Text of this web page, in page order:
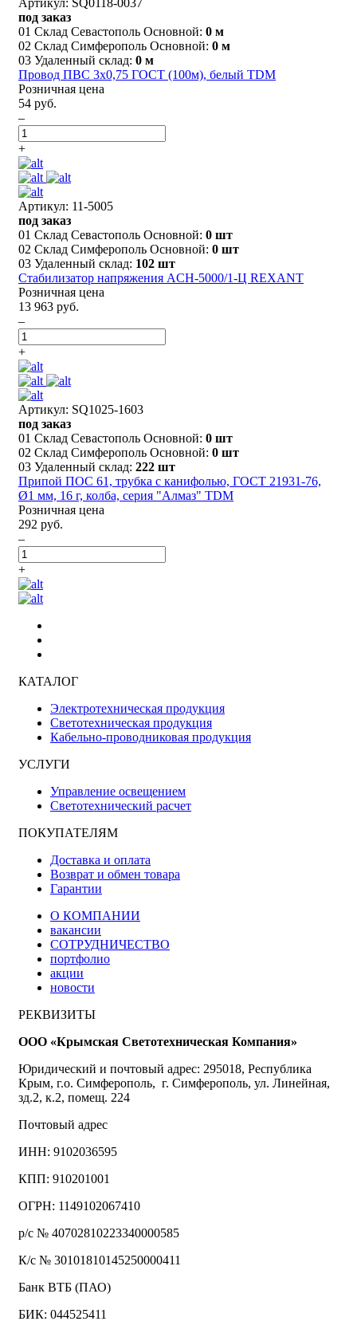
под заказ
01 Склад Севастополь Основной: 0 м
02 Склад Симферополь Основной: 0 м
03 Удаленный склад: 0 м
Провод ПВС 3х0,75 ГОСТ (100м), белый TDM
Розничная цена
54 руб.
–
+
Артикул: 11-5005
под заказ
01 Склад Севастополь Основной: 0 шт
02 Склад Симферополь Основной: 0 шт
03 Удаленный склад: 102 шт
Стабилизатор напряжения AСН-5000/1-Ц REXANT
Розничная цена
13 963 руб.
–
+
Артикул: SQ1025-1603
под заказ
01 Склад Севастополь Основной: 0 шт
02 Склад Симферополь Основной: 0 шт
03 Удаленный склад: 222 шт
Припой ПОС 61, трубка с канифолью, ГОСТ 21931-76,
Ø1 мм, 16 г, колба, серия "Алмаз" TDM
Розничная цена
292 руб.
–
+
КАТАЛОГ
Электротехническая продукция
Светотехническая продукция
Кабельно-проводниковая продукция
УСЛУГИ
Управление освещением
Светотехнический расчет
ПОКУПАТЕЛЯМ
Доставка и оплата
Возврат и обмен товара
Гарантии
О КОМПАНИИ
вакансии
СОТРУДНИЧЕСТВО
портфолио
акции
новости
РЕКВИЗИТЫ
ООО «Крымская Светотехническая Компания»
Юридический и почтовый адрес: 295018, Республика
Крым, г.о. Симферополь, г. Симферополь, ул. Линейная,
зд.2, к.2, помещ. 224
Почтовый адрес
ИНН: 9102036595
КПП: 910201001
ОГРН: 1149102067410
р/с № 40702810223340000585
К/с № 30101810145250000411
Банк ВТБ (ПАО)
БИК: 044525411